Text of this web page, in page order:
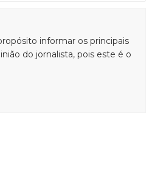
informar os principais
do jornalista, pois este é o